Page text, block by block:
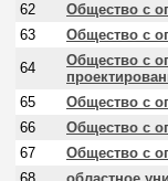
62
Общество с
63
Общество с
64
Общество с
65
Общество с
66
Общество с
67
Общество с